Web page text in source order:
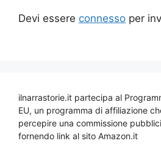
Devi essere connesso per
ilnarrastorie.it partecipa al
EU, un programma di affiliazione
percepire una commissione
fornendo link al sito Amazon.it